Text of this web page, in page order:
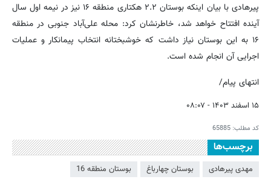
پیرهادی با بیان اینکه بوستان ۲.۲ هکتاری منطقه ۱۶ نیز در نیمه اول سال
آینده افتتاح خواهد شد، خاطرنشان کرد: محله علی‌آباد جنوبی در منطقه
۱۶ به این بوستان نیاز داشت که خوشبختانه انتخاب پیمانکار و عملیات
اجرایی آن انجام شده است.
انتهای پیام/
۱۵ اسفند ۱۴۰۳ - ۰۸:۰۷
کد مطلب: 65885
برچسب‌ها
مهدی پیرهادی بوستان چهارباغ بوستان منطقه 16